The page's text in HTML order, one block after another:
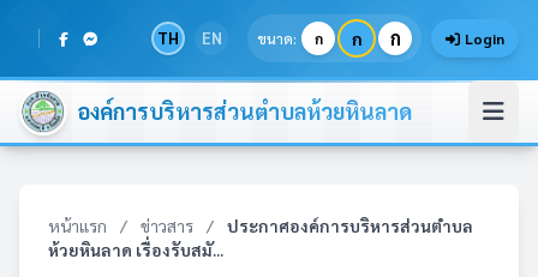
TH EN ขนาด: ก ก ก Login
องค์การบริหารส่วนตำบลห้วยหินลาด
หน้าแรก / ข่าวสาร /
ประกาศองค์การบริหารส่วนตำบล
ห้วยหินลาด เรื่องรับสมั...